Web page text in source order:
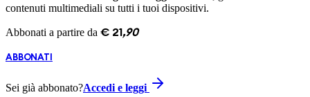
contenuti multimediali su tutti i tuoi dispositivi.
Abbonati a partire da € 21 ,90
ABBONATI
Sei già abbonato?Accedi e leggi